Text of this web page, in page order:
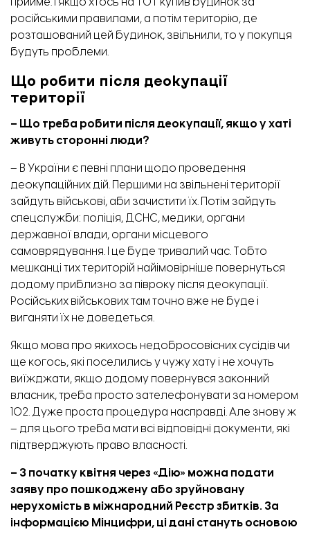
прийме. І якщо хтось на ТОТ купив будинок за
російськими правилами, а потім територію, де
розташований цей будинок, звільнили, то у покупця
будуть проблеми.
Що робити після деокупації
території
– Що треба робити після деокупації, якщо у хаті
живуть сторонні люди?
– В України є певні плани щодо проведення
деокупаційних дій. Першими на звільнені території
зайдуть військові, аби зачистити їх. Потім зайдуть
спецслужби: поліція, ДСНС, медики, органи
державної влади, органи місцевого
самоврядування. І це буде тривалий час. Тобто
мешканці тих територій найімовірніше повернуться
додому приблизно за півроку після деокупації.
Російських військових там точно вже не буде і
виганяти їх не доведеться.
Якщо мова про якихось недобросовісних сусідів чи
ще когось, які поселились у чужу хату і не хочуть
виїжджати, якщо додому повернувся законний
власник, треба просто зателефонувати за номером
102. Дуже проста процедура насправді. Але знову ж
– для цього треба мати всі відповідні документи, які
підтверджують право власності.
– З початку квітня через «Дію» можна подати
заяву про пошкоджену або зруйновану
нерухомість в міжнародний Реєстр збитків. За
інформацією Мінцифри, ці дані стануть основою